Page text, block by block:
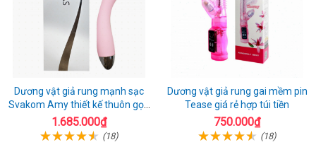
Dương vật giả rung mạnh sạc
Svakom Amy thiết kế thuôn gọn
dễ dùng
1.685.000₫
(18)
Dương vật giả rung gai mềm pin
Tease giá rẻ hợp túi tiền
750.000₫
(18)